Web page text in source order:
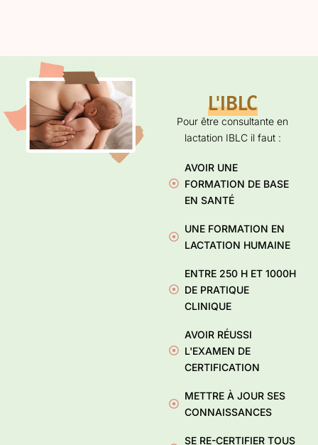
L'IBLC
Pour être consultante en
lactation IBLC il faut :
AVOIR UNE
FORMATION DE BASE
EN SANTÉ
UNE FORMATION EN
LACTATION HUMAINE
ENTRE 250 H ET 1000H
DE PRATIQUE
CLINIQUE
AVOIR RÉUSSI
L'EXAMEN DE
CERTIFICATION
METTRE À JOUR SES
CONNAISSANCES
SE RE-CERTIFIER TOUS